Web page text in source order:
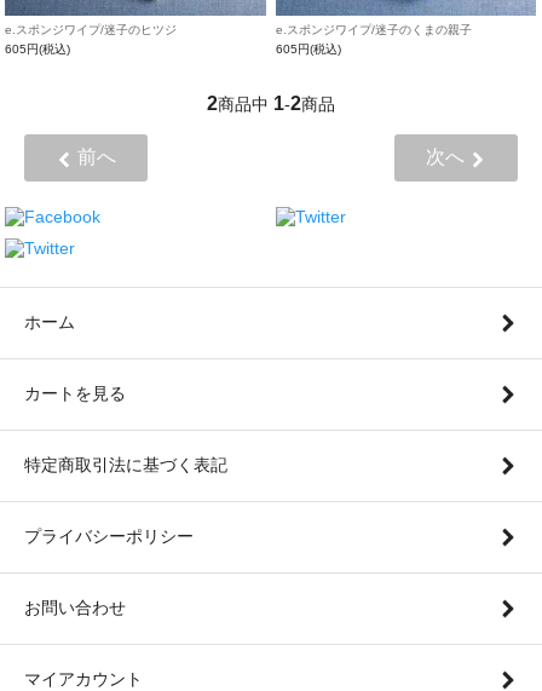
e.スポンジワイプ/迷子のヒツジ
605円(税込)
e.スポンジワイプ/迷子のくまの親子
605円(税込)
2商品中 1-2商品
前へ 次へ
ホーム
カートを見る
特定商取引法に基づく表記
プライバシーポリシー
お問い合わせ
マイアカウント